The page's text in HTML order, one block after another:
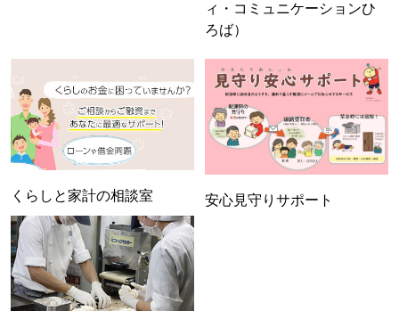
ィ・コミュニケーションひ
ろば）
くらしと家計の相談室 安心見守りサポート